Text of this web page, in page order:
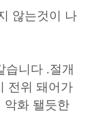
않는것이 나
습니다 .절개
전위 돼어가
악화 됄듯한